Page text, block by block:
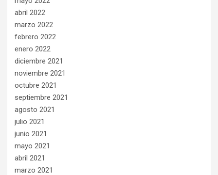
abril 2022
marzo 2022
febrero 2022
enero 2022
diciembre 2021
noviembre 2021
octubre 2021
septiembre 2021
agosto 2021
julio 2021
junio 2021
mayo 2021
abril 2021
marzo 2021